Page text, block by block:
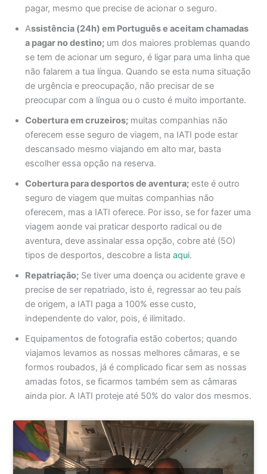
pagar, mesmo que precise de acionar o seguro.
Assistência (24h) em Português e aceitam chamadas
a pagar no destino; um dos maiores problemas quando
se tem de acionar um seguro, é ligar para uma linha que
não falarem a tua língua. Quando se esta numa situação
de urgência e preocupação, não precisar de se
preocupar com a língua ou o custo é muito importante.
Cobertura em cruzeiros; muitas companhias não
oferecem esse seguro de viagem, na IATI pode estar
descansado mesmo viajando em alto mar, basta
escolher essa opção na reserva.
Cobertura para desportos de aventura; este é outro
seguro de viagem que muitas companhias não
oferecem, mas a IATI oferece. Por isso, se for fazer uma
viagem aonde vai praticar desporto radical ou de
aventura, deve assinalar essa opção, cobre até (5O)
tipos de desportos, descobre a listaaqui.
Repatriação; Se tiver uma doença ou acidente grave e
precise de ser repatriado, isto é, regressar ao teu país
de origem, a IATI paga a 100% esse custo,
independente do valor, pois, é ilimitado.
Equipamentos de fotografia estão cobertos; quando
viajamos levamos as nossas melhores câmaras, e se
formos roubados, já é complicado ficar sem as nossas
amadas fotos, se ficarmos também sem as câmaras
ainda pior. A IATI proteje até 50% do valor dos mesmos.